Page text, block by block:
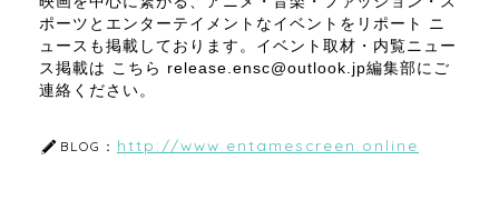
ポーツとエンターテイメントなイベントをリポート ニ
ュースも掲載しております。イベント取材・内覧ニュー
ス掲載は こちら release.ensc@outlook.jp編集部にご
連絡ください。
BLOG： http://www.entamescreen.online